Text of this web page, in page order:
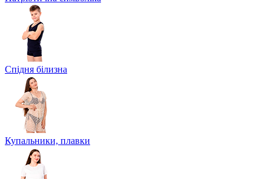
Спідня білизна
Купальники, плавки